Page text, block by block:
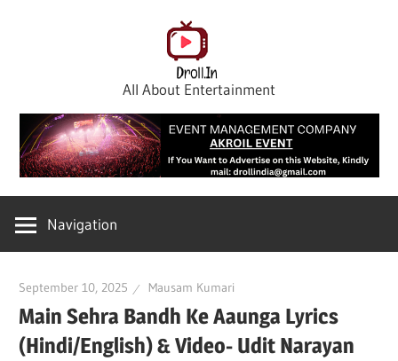
All About Entertainment
Navigation
September 10, 2025 Mausam Kumari
Main Sehra Bandh Ke Aaunga Lyrics
(Hindi/English) & Video- Udit Narayan